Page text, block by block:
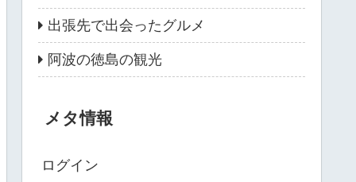
出張先で出会ったグルメ
阿波の徳島の観光
メタ情報
ログイン